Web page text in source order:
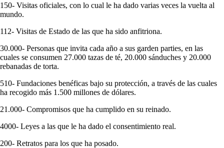
150- Visitas oficiales, con lo cual le ha dado varias veces la vuelta al
mundo.
112- Visitas de Estado de las que ha sido anfitriona.
30.000- Personas que invita cada año a sus garden parties, en las
cuales se consumen 27.000 tazas de té, 20.000 sánduches y 20.000
rebanadas de torta.
510- Fundaciones benéficas bajo su protección, a través de las cuales
ha recogido más 1.500 millones de dólares.
21.000- Compromisos que ha cumplido en su reinado.
4000- Leyes a las que le ha dado el consentimiento real.
200- Retratos para los que ha posado.